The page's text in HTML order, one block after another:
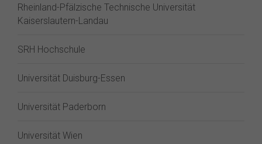
Rheinland-Pfälzische Technische Universität
Kaiserslautern-Landau
SRH Hochschule
Universität Duisburg-Essen
Universität Paderborn
Universität Wien